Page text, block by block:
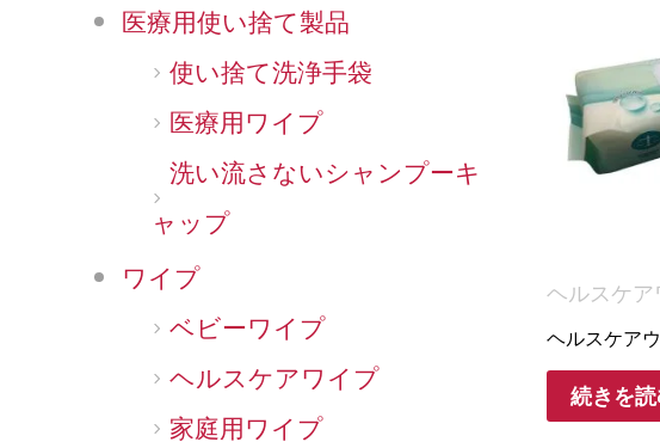
医療用使い捨て製品
使い捨て洗浄手袋
医療用ワイプ
洗い流さないシャンプーキ
ャップ
ワイプ
ベビーワイプ
ヘルスケアワイプ
家庭用ワイプ
ヘルスケ
ヘルスケア
続きを